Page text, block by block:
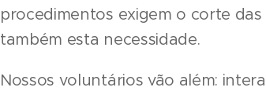
procedimentos exigem o corte
também esta necessidade.
Nossos voluntários vão além: